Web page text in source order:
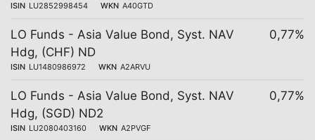
ISIN LU2852998454 WKN A40GTD
LO Funds - Asia Value Bond, Syst. NAV
Hdg, (CHF) ND
ISIN LU1480986972 WKN A2ARVU
0,77%
LO Funds - Asia Value Bond, Syst. NAV
Hdg, (SGD) ND2
ISIN LU2080403160 WKN A2PVGF
0,77%